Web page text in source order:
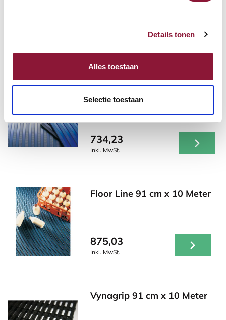
Details tonen
Alles toestaan
Selectie toestaan
Andere Produkte, die für Sie
möglicherweise interessant sind!
Flexi Tred 100 cm x 10 Meter
734,23
Inkl. MwSt.
Floor Line 91 cm x 10 Meter
875,03
Inkl. MwSt.
Vynagrip 91 cm x 10 Meter